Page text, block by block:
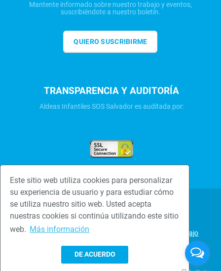
Este sitio web utiliza cookies para personalizar
su experiencia de usuario y para estudiar cómo
se utiliza nuestro sitio web. Usted acepta
nuestras cookies si continúa utilizando este sitio
web. Más información
DE ACUERDO
Mantente informado sobre nuestro trabajo y eventos,
suscribiéndote a nuestro boletín.
QUIERO SUSCRIBIRME
TRANSPARENCIA Y AUDITORÍA
Aldeas Infantiles SOS Salvador es auditada por:
Una familia hace la
diferencia
Politica de
privacidad
Bolsa de trabajo
Transparencia